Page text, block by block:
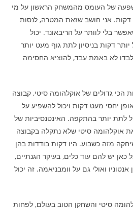
של העומס מהמשחק הראשון על מי
אני חושב שזאת המטרה, לנסות
בלי לוותר על הריבאונד. יכול
יותר דקות בניסיון לתת גוף מעט יותר
לא באמת עבד, להוציא החסימה
הכי גדולים של אוקלהומה סיטי, קבוצה
יחסי מעט דקות ויכול להשפיע על
לתת יותר בהתקפה. האינטנסיביות של
אוקלהומה סיטי שלא נתקלה בקבוצה
מזה כשבוע. היו דקות בודדות בהן
יש להם עוד כלים, בעיקר הגנתיים,
ואולי גם על וומבניאמה. זה יכול
סיטי והשחקן הטוב בעולם, לפחות